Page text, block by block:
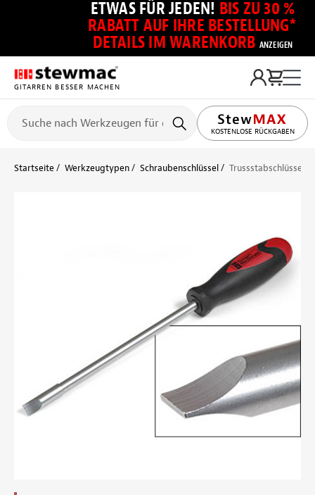
ETWAS FÜR JEDEN! BIS ZU 30 %
RABATT AUF IHRE BESTELLUNG*
DETAILS IM WARENKORB ANZEIGEN
GITARREN BESSER MACHEN
KOSTENLOSE RÜCKGABEN
Startseite Werkzeugtypen Schraubenschlüssel Trussstabschlüssel